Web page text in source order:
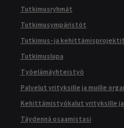
Tutkimusryhmät
Tutkimusympäristöt
Tutkimus- ja kehittämisprojektit
Tutkimuslupa
Työelämäyhteistyö
Palvelut yrityksille ja muille
Kehittämistyökalut yrityksille
Täydennä osaamistasi